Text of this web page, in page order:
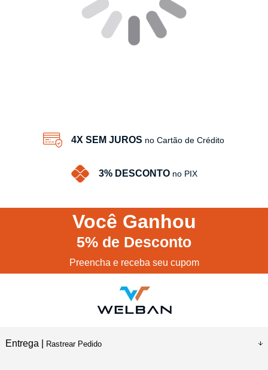
4X SEM JUROS no Cartão de Crédito
3% DESCONTO no PIX
Você Ganhou
5% de Desconto
Preencha e receba seu cupom
Entrega | Rastrear Pedido